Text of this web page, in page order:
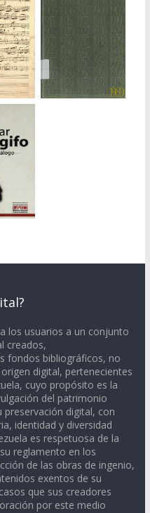
los usuarios a un conjunto
creados,
fondos bibliográficos, no
digital, pertenecientes
cuyo propósito es la
del patrimonio
digital, con
identidad y diversidad
es respetuosa de la
reglamento en los
de las obras de ingenio,
exentos de su
que sus creadores
por este medio